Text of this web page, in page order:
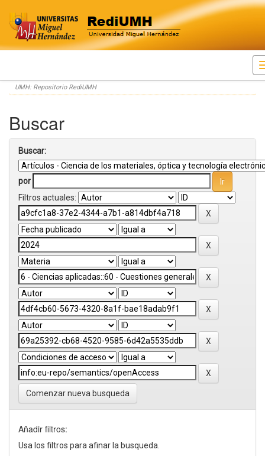
Skip
navigation
UMH: Repositorio RediUMH
Buscar
Buscar:
por
Filtros actuales:
Comenzar nueva busqueda
Añadir filtros:
Usa los filtros para afinar la busqueda.